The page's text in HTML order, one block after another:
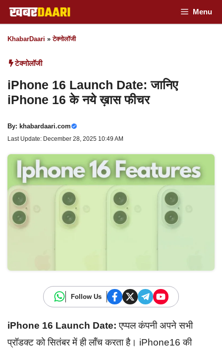
Skip
to
content
Menu
KhabarDaari »टेक्नोलॉजी
टेक्नोलॉजी
iPhone 16 Launch Date: जानिए
iPhone 16 के नये ख़ास फीचर
By: khabardaari.com
Last Update: December 28, 2025 10:49 AM
Follow Us
iPhone 16 Launch Date: एप्पल कंपनी अपने सभी
प्रॉडक्ट को सितंबर में ही लॉंच करता है। iPhone16 की